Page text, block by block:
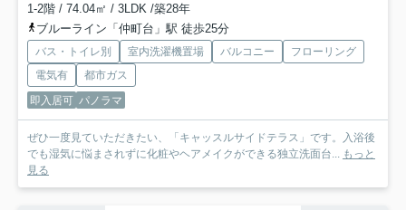
1-2階 / 74.04㎡ / 3LDK /築28年
ブルーライン「仲町台」駅 徒歩25分
バス・トイレ別 室内洗濯機置場 バルコニー
フローリング
電気有
都市ガス
即入居可 パノラマ
ぜひ一度見ていただきたい、「キャッスルサイドテラス」です。入浴後
でも湿気に悩まされずに化粧やヘアメイクができる独立洗面台... もっと
見る